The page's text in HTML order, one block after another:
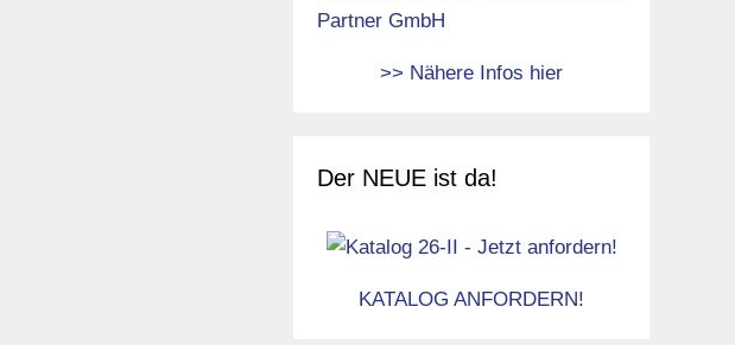
>> Nähere Infos hier
Der NEUE ist da!
KATALOG ANFORDERN!